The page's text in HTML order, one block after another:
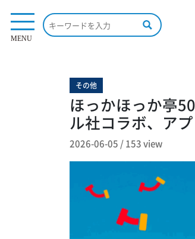
MENU
その他
ほっかほっか亭
ル社コラボ、ア
2026-06-05 /153 view